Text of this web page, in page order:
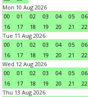
Mon 10 Aug 2026
00
01 02 03 04 05 06
16
17 18 19 20 21 22
Tue 11 Aug 2026
00
01 02 03 04 05 06
16
17 18 19 20 21 22
Wed 12 Aug 2026
00
01 02 03 04 05 06
16
17 18 19 20 21 22
Thu 13 Aug 2026